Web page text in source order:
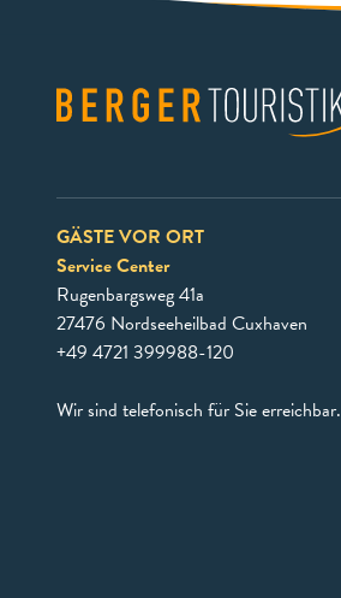
GÄSTE VOR ORT
Service Center
Rugenbargsweg 41a
27476 Nordseeheilbad Cuxhaven
+49 4721 399988-120
Wir sind telefonisch für Sie erreichbar.